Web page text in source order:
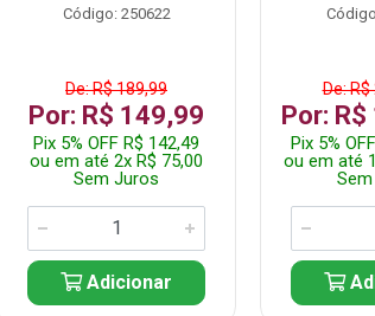
Código: 250622
De: R$ 189,99
Por: R$ 149,99
Pix 5% OFF R$ 142,49
ou em até 2x R$ 75,00
Sem Juros
Adicionar
De:
Por:
Pix 5%
ou em até